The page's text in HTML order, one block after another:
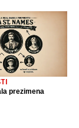
prezimena